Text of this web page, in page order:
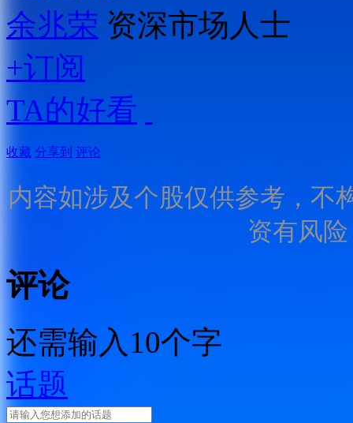
余兆荣 资深市场人士
+订阅
TA的好看
收藏 分享到 评论
内容如涉及个股仅供参考，不
资有风
评论
还需输入10个字
话题